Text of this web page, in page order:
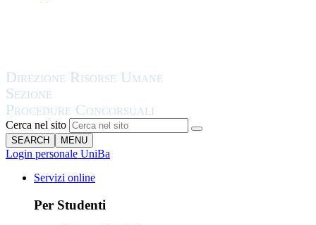
Cerca nel sito
SEARCH MENU
Login personale UniBa
Servizi online
Per Studenti